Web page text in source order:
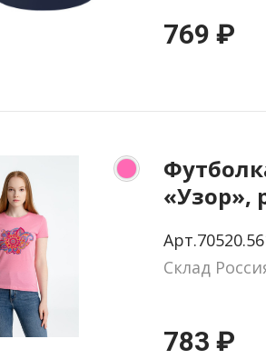
769 ₽
«Узор»,
Склад
783 ₽